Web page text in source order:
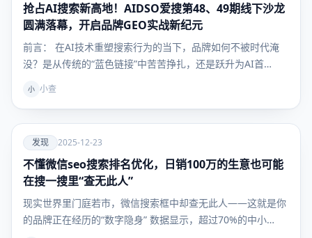
运营干
货
抢占AI搜索新高地！AIDSO爱搜第48、49期线下沙龙
圆满落幕，开启品牌GEO实战新纪元
前言： 在AI技术重塑搜索行为的当下，品牌如何不被时代淹
没？是从传统的“蓝色链接”中苦苦挣扎，还是跃升为AI首…
小 小查
爱
发现
发现 2025-12-23
不懂微信seo搜索排名优化，日销100万的生意也可能
在搜一搜里“查无此人”
现实世界里门庭若市，微信搜索框中却查无此人——这就是你
的品牌正在经历的“数字隐身” 数据显示，超过70%的中小…